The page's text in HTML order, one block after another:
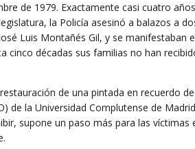
de 1979. Exactamente casi cuatro
la Policía asesinó a balazos a
Luis Montañés Gil, y se manifestaban
cinco décadas sus familias no han
de una pintada en recuerdo
de la Universidad Complutense de
supone un paso más para las